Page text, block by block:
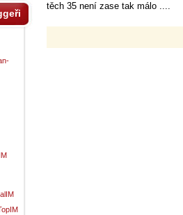
těch 35 není zase tak málo ....